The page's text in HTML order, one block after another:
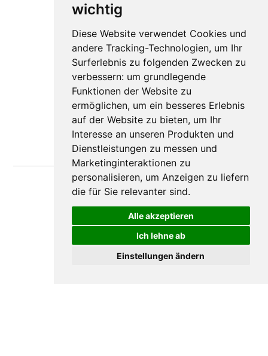
wichtig
Diese Website verwendet Cookies und
andere Tracking-Technologien, um Ihr
Surferlebnis zu folgenden Zwecken zu
verbessern: um grundlegende
Funktionen der Website zu
ermöglichen, um ein besseres Erlebnis
auf der Website zu bieten, um Ihr
Interesse an unseren Produkten und
Dienstleistungen zu messen und
Marketinginteraktionen zu
personalisieren, um Anzeigen zu liefern
die für Sie relevanter sind.
Alle akzeptieren
Ich lehne ab
Einstellungen ändern